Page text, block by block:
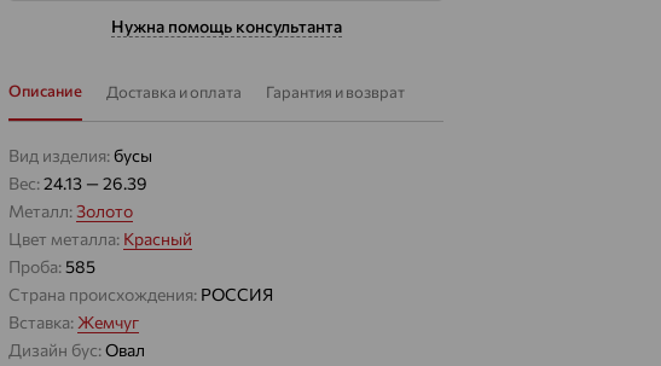
Нужна помощь консультанта
Описание Доставка и оплата Гарантия и возврат
Вид изделия:бусы
Вес:24.13 — 26.39
Металл:Золото
Цвет металла: Красный
Проба:585
Страна происхождения: РОССИЯ
Вставка: Жемчуг
Дизайн бус:Овал